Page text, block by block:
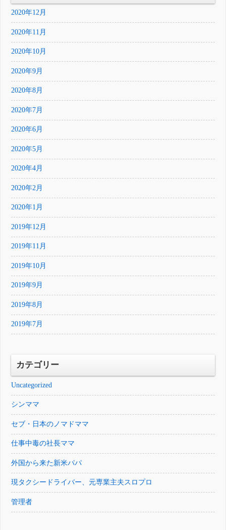
2020年12月
2020年11月
2020年10月
2020年9月
2020年8月
2020年7月
2020年6月
2020年5月
2020年4月
2020年2月
2020年1月
2019年12月
2019年11月
2019年10月
2019年9月
2019年8月
2019年7月
カテゴリー
Uncategorized
シンママ
セブ・日本のノマドママ
仕事中毒の社長ママ
外国から来た新米パパ
現タクシードライバー、元専業主夫スロプロ
管理者